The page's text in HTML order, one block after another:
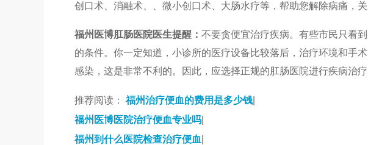
创口术、消融术、、微小创口术、大肠水疗等，帮助您解除病痛，关
福州医博肛肠医院医生提醒： 不要贪便宜治疗疾病。有些市民只看
的条件。你一定知道，小诊所的医疗设备比较落后，治疗环境和手
感染，这是非常不利的。因此，应选择正规的肛肠医院进行疾病治疗
推荐阅读：福州治疗便血的费用是多少钱
福州医博医院治疗便血专业吗
福州到什么医院检查治疗便血